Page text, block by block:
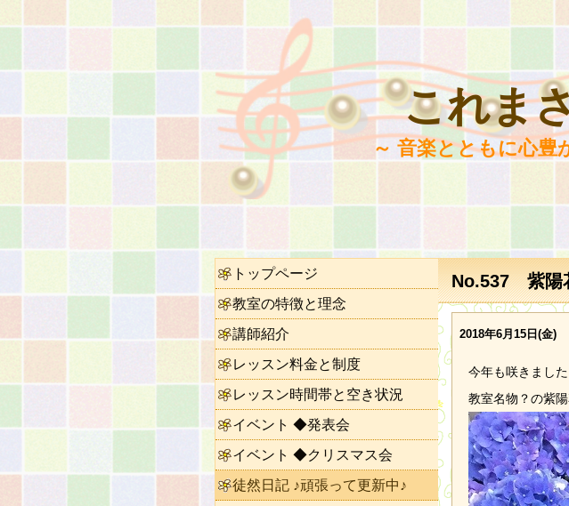
これま
～ 音楽とともに心豊
No.537 紫陽
2018年6月15日(金)
今年も咲きました
教室名物？の紫陽
トップページ
教室の特徴と理念
講師紹介
レッスン料金と制度
レッスン時間帯と空き状況
イベント ◆発表会
イベント ◆クリスマス会
徒然日記 ♪頑張って更新中♪